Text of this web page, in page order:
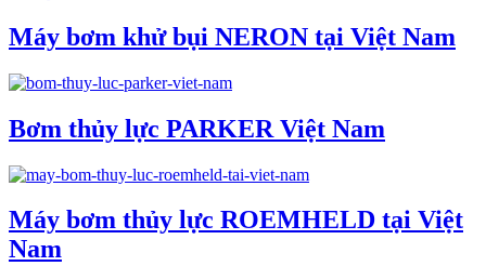
Máy bơm khử bụi NERON tại Việt Nam
Bơm thủy lực PARKER Việt Nam
Máy bơm thủy lực ROEMHELD tại Việt
Nam